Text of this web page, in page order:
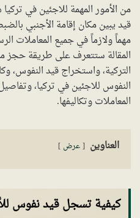
من الأمور المهمة للاجئين في
قيد يبين مكان إقامة الأجنبي
مهماً ولازماً في جميع المعاملات
المقالة ستتعرف على طريقة حجز
التركية، واستخراج قيد النفوس،
النفوس للاجئين في تركيا،
المعاملات وتكاليفها.
العناوين عرض
كيفية تسجل قيد نفوس